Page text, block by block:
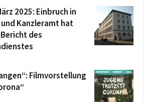
2025: Einbruch in
Kanzleramt hat
des
Filmvorstellung